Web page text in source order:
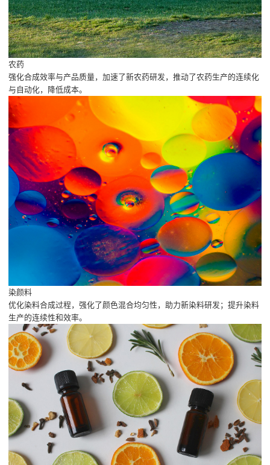
农药
强化合成效率与产品质量，加速了新农药研发，推动了农药生产的连续化
与自动化，降低成本。
染颜料
优化染料合成过程，强化了颜色混合均匀性，助力新染料研发；提升染料
生产的连续性和效率。